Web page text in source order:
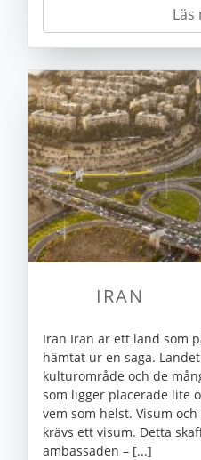
Läs
IRAN
Iran Iran är ett land som
hämtat ur en saga.
kulturområde och de
som ligger placerade lite
vem som helst. Visum
krävs ett visum. Detta
ambassaden – [...]